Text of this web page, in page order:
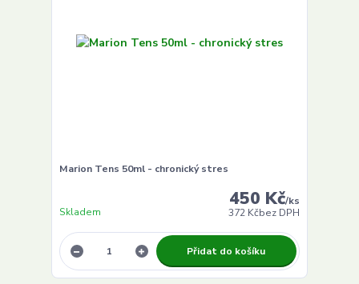
Marion Tens 50ml - chronický stres
450 Kč/ks
372 Kčbez DPH
Skladem
Přidat do košíku